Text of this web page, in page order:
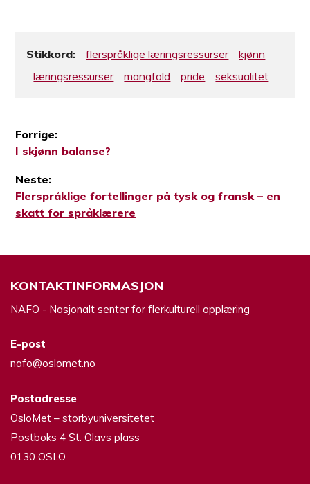
Stikkord: flerspråklige læringsressurser
kjønn
læringsressurser
mangfold pride seksualitet
Innleggsnavigasjon
Forrige:
Forrige
I skjønn balanse?
Neste:
Neste
innlegg:
Flerspråklige fortellinger på tysk og fransk – en
skatt for språklærere
KONTAKTINFORMASJON
NAFO - Nasjonalt senter for flerkulturell opplæring
E-post
nafo@oslomet.no
Postadresse
OsloMet – storbyuniversitetet
Postboks 4 St. Olavs plass
0130 OSLO